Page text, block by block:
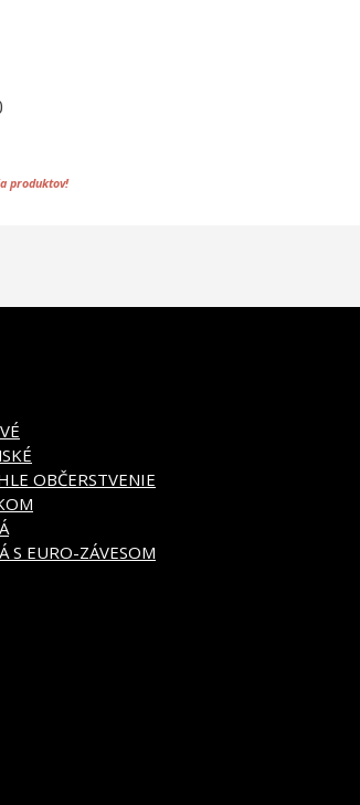
produktov!
OBČERSTVENIE
S EURO-ZÁVESOM